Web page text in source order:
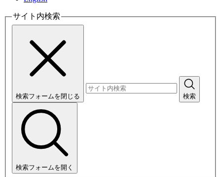
サイト内検索
検索フォームを閉じる 検索
検索フォームを開く